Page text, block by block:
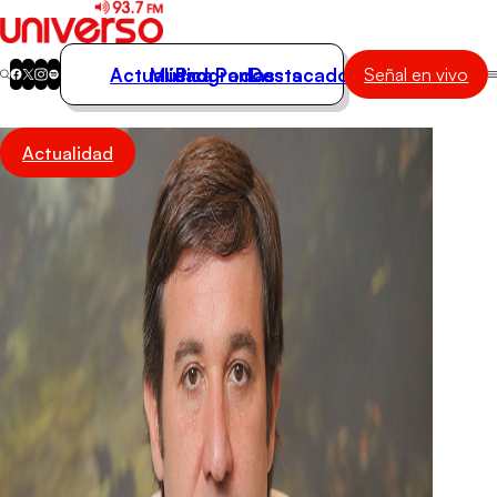
Actualidad
Música
Programas
Podcasts
Actualidad
Música
Programas
Podcasts
Destacados Señal en vivo
Actualidad